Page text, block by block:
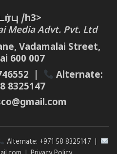
/h3>
Media Advt. Pvt. Ltd
Vadamalai Street,
600 007
Alternate:
8325147
Alternate: +971 58 8325147